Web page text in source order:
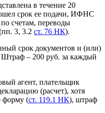
в течение 20
срок ее подачи, ИФНС
счетам, переводы
3, 3.2 ст. 76 НК).
срок документов и (или)
– 200 руб. за каждый
агент, плательщик
(расчет), хотя
форму (ст. 119.1 НК), штраф